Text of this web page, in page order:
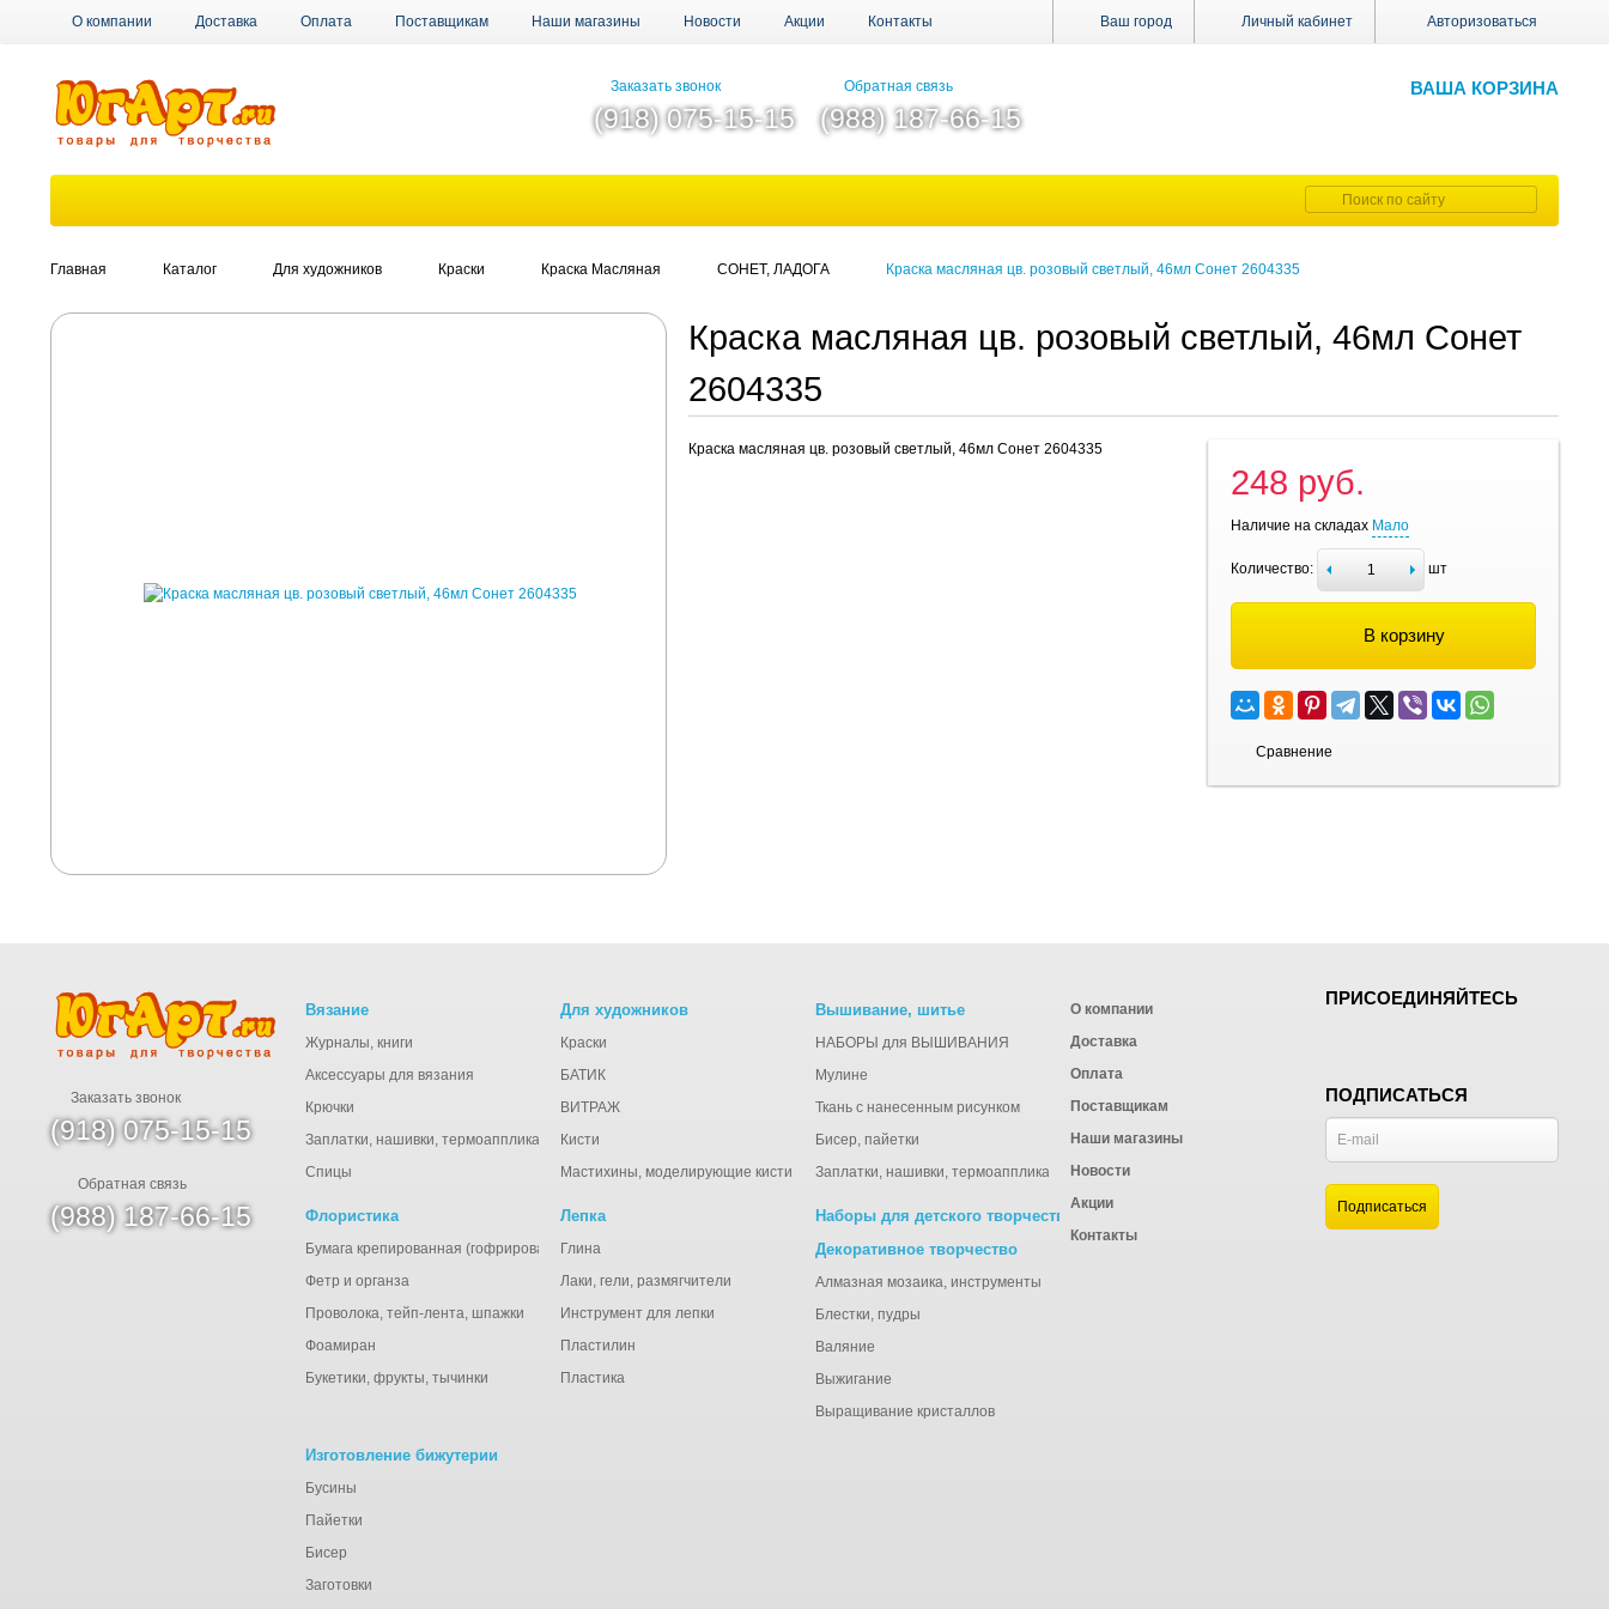
Ваш город Личный кабинет Авторизоваться
О компании Доставка Оплата Поставщикам Наши магазины Новости Акции Контакты
ВАША КОРЗИНА
Заказать звонок
(918) 075-15-15
Обратная связь
(988) 187-66-15
Главная Каталог Для художников Краски Краска Масляная СОНЕТ, ЛАДОГА Краска масляная цв. розовый светлый, 46мл Сонет 2604335
Краска масляная цв. розовый светлый, 46мл Сонет
2604335
Краска масляная цв. розовый светлый, 46мл Сонет 2604335
248 руб.
Наличие на складах Мало
Количество: шт
В корзину
Сравнение
Заказать звонок
(918) 075-15-15
Обратная связь
(988) 187-66-15
Вязание
Журналы, книги
Аксессуары для вязания
Крючки
Заплатки, нашивки, термоаппликации
Спицы
Для художников
Краски
БАТИК
ВИТРАЖ
Кисти
Мастихины, моделирующие кисти
Вышивание, шитье
НАБОРЫ для ВЫШИВАНИЯ
Мулине
Ткань с нанесенным рисунком
Бисер, пайетки
Заплатки, нашивки, термоаппликации
Флористика
Бумага крепированная (гофрированная), тишью
Фетр и органза
Проволока, тейп-лента, шпажки
Фоамиран
Букетики, фрукты, тычинки
Лепка
Глина
Лаки, гели, размягчители
Инструмент для лепки
Пластилин
Пластика
Наборы для детского творчества
Декоративное творчество
Алмазная мозаика, инструменты
Блестки, пудры
Валяние
Выжигание
Выращивание кристаллов
Изготовление бижутерии
Бусины
Пайетки
Бисер
Заготовки
О компании
Доставка
Оплата
Поставщикам
Наши магазины
Новости
Акции
Контакты
ПРИСОЕДИНЯЙТЕСЬ
ПОДПИСАТЬСЯ